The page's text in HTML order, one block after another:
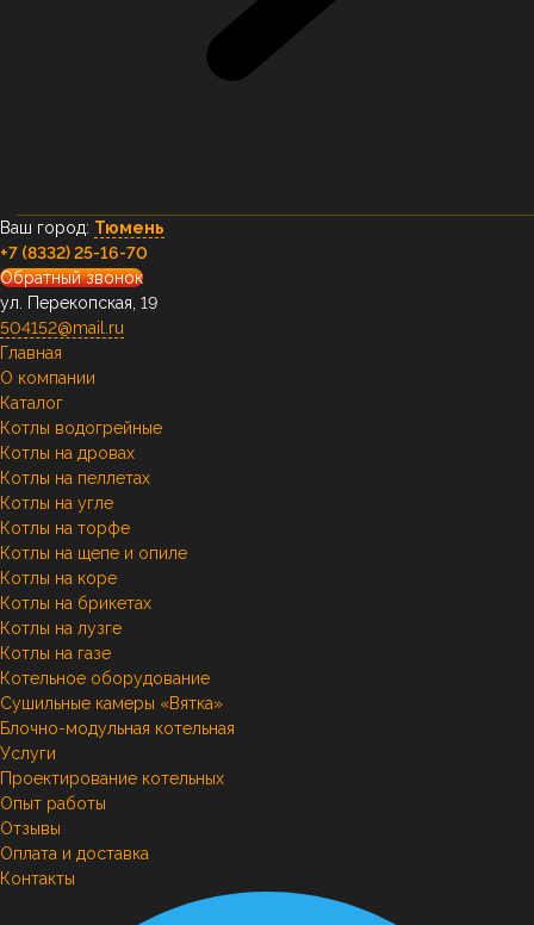
Ваш город: Тюмень
+7 (8332) 25-16-70
Обратный звонок
ул. Перекопская, 19
504152@mail.ru
Главная
О компании
Каталог
Котлы водогрейные
Котлы на дровах
Котлы на пеллетах
Котлы на угле
Котлы на торфе
Котлы на щепе и опиле
Котлы на коре
Котлы на брикетах
Котлы на лузге
Котлы на газе
Котельное оборудование
Сушильные камеры «Вятка»
Блочно-модульная котельная
Услуги
Проектирование котельных
Опыт работы
Отзывы
Оплата и доставка
Контакты